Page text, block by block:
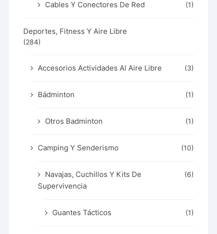
Cables Y Conectores De Red (1)
Deportes, Fitness Y Aire Libre
(284)
Accesorios Actividades Al Aire Libre (3)
Bádminton (1)
Otros Badminton (1)
Camping Y Senderismo (10)
Navajas, Cuchillos Y Kits De
Supervivencia
(6)
Guantes Tácticos (1)